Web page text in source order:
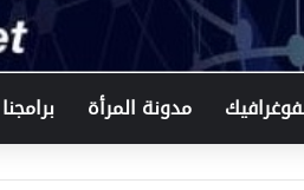
مدونة المرأة برامجنا